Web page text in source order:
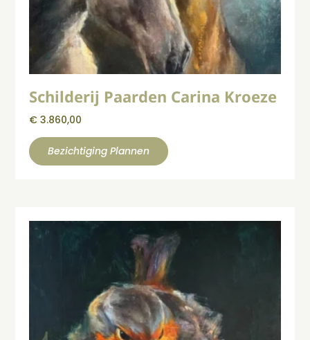
Schilderij Paarden Carina Kroeze
€ 3.860,00
Bezichtiging Plannen